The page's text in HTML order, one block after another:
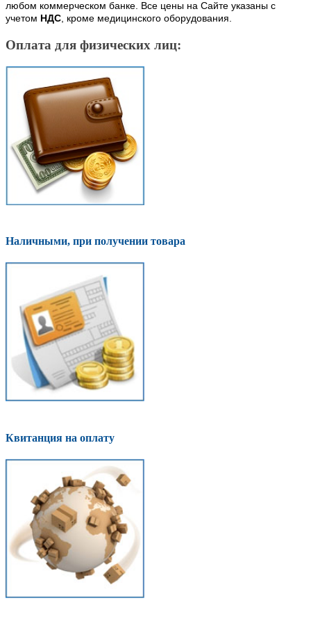
любом коммерческом банке. Все цены на Сайте указаны с
учетом НДС, кроме медицинского оборудования.
Оплата для физических лиц:
Наличными, при получении товара
Квитанция на оплату